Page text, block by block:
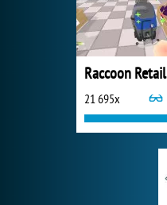
Raccoon Retail
21 695x